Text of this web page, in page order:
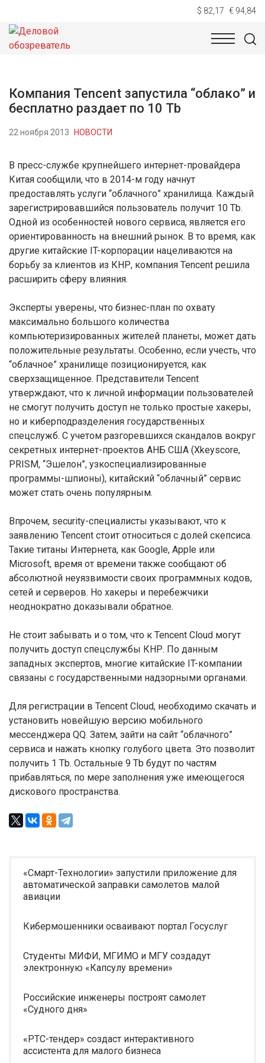
$ 82,17 € 94,84
НОВОСТИ
Компания Tencent запустила “облако” и
бесплатно раздает по 10 Tb
22 ноября 2013 НОВОСТИ
В пресс-службе крупнейшего интернет-провайдера
Китая сообщили, что в 2014-м году начнут
предоставлять услуги “облачного” хранилища. Каждый
зарегистрировавшийся пользователь получит 10 Tb.
Одной из особенностей нового сервиса, является его
ориентированность на внешний рынок. В то время, как
другие китайские IT-корпорации нацеливаются на
борьбу за клиентов из КНР, компания Tencent решила
расширить сферу влияния.
Эксперты уверены, что бизнес-план по охвату
максимально большого количества
компьютеризированных жителей планеты, может дать
положительные результаты. Особенно, если учесть, что
“облачное” хранилище позиционируется, как
сверхзащищенное. Представители Tencent
утверждают, что к личной информации пользователей
не смогут получить доступ не только простые хакеры,
но и киберподразделения государственных
спецслужб. С учетом разгоревшихся скандалов вокруг
секретных интернет-проектов АНБ США (Xkeyscore,
PRISM, “Эшелон”, узкоспециализированные
программы-шпионы), китайский “облачный” сервис
может стать очень популярным.
Впрочем, security-специалисты указывают, что к
заявлению Tencent стоит относиться с долей скепсиса.
Такие титаны Интернета, как Google, Apple или
Microsoft, время от времени также сообщают об
абсолютной неуязвимости своих программных кодов,
сетей и серверов. Но хакеры и перебежчики
неоднократно доказывали обратное.
Не стоит забывать и о том, что к Tencent Cloud могут
получить доступ спецслужбы КНР. По данным
западных экспертов, многие китайские IT-компании
связаны с государственными надзорными органами.
Для регистрации в Tencent Cloud, необходимо скачать и
установить новейшую версию мобильного
мессенджера QQ. Затем, зайти на сайт “облачного”
сервиса и нажать кнопку голубого цвета. Это позволит
получить 1 Tb. Остальные 9 Tb будут по частям
прибавляться, по мере заполнения уже имеющегося
дискового пространства.
«Смарт-Технологии» запустили приложение для
автоматической заправки самолетов малой
авиации
Кибермошенники осваивают портал Госуслуг
Студенты МИФИ, МГИМО и МГУ создадут
электронную «Капсулу времени»
Российские инженеры построят самолет
«Судного дня»
«РТС-тендер» создаст интерактивного
ассистента для малого бизнеса